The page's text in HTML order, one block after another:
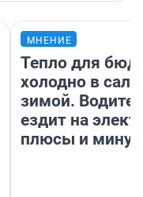
МНЕНИЕ
Тепло для
холодно в
зимой.
ездит на
плюсы и